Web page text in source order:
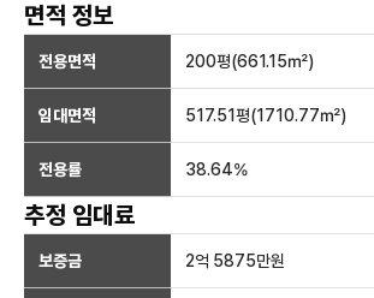
면적 정보
전용면적 200평(661.15㎡)
임대면적 517.51평(1710.77㎡)
전용률 38.64%
추정 임대료
보증금 2억 5875만원